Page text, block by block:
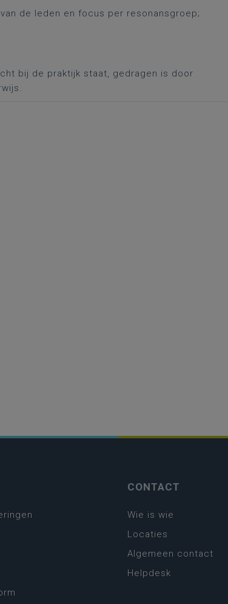
de leden en focus per resonansgroep;
bij de praktijk staat, gedragen is door
CONTACT
Wie is wie
Locaties
Algemeen contact
Helpdesk